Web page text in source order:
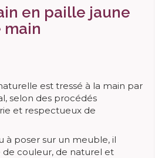
en paille jaune
main
est tressé à la main par
selon des procédés
et respectueux de
à poser sur un meuble, il
couleur, de naturel et